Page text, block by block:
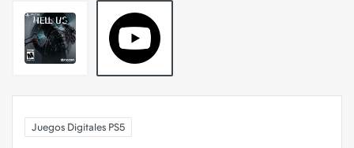
Juegos Digitales PS5